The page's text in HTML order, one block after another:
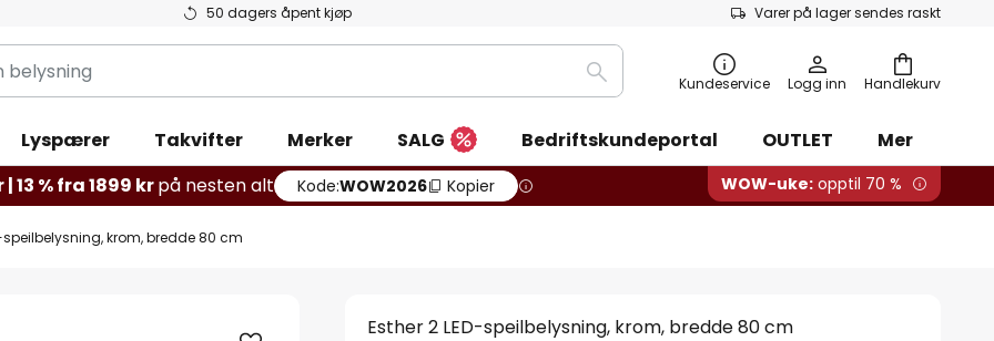
50 dagers åpent kjøp Varer på lager sendes raskt
Handlekurv
Søk Kundeservice Logg inn
Lyspærer Takvifter Merker SALG Bedriftskundeportal OUTLET
Mer
13 % fra 1899 krpå nesten alt Kode:WOW2026 Kopier WOW-uke: opptil 70 %
speilbelysning, krom, bredde 80 cm
Esther 2 LED-speilbelysning, krom, bredde 80 cm